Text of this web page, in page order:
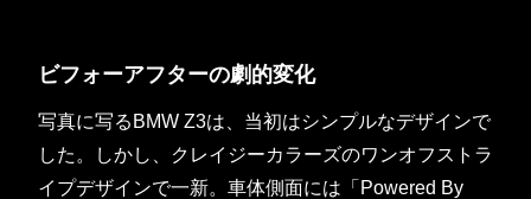
ビフォーアフターの劇的変化
写真に写るBMW Z3は、当初はシンプルなデザインで
した。しかし、クレイジーカラーズのワンオフストラ
イプデザインで一新。車体側面には「Powered By